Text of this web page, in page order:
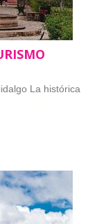
La histórica